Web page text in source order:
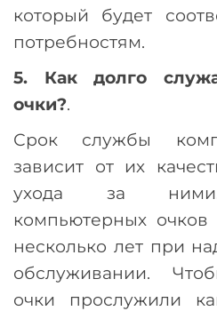
который будет
потребностям.
5. Как долго
очки?.
Срок службы
зависит от их
ухода за
компьютерных очков
несколько лет при
обслуживании.
очки прослужили